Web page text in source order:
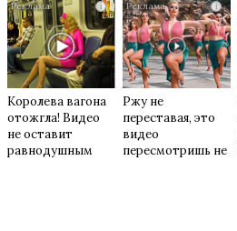
i
Королева вагона
отожгла! Видео
не оставит
равнодушным
i
Ржу не
переставая, это
видео
пересмотришь не